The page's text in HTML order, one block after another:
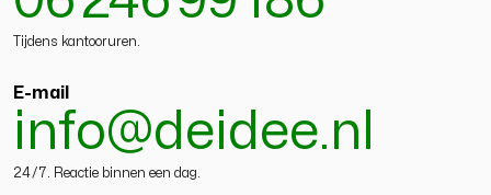
Tijdens kantooruren.
E-mail
info@deidee.nl
24/7 . Reactie binnen een dag.